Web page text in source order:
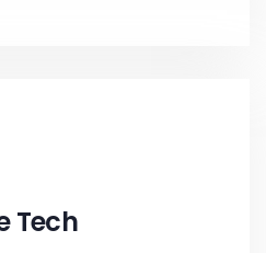
Tech